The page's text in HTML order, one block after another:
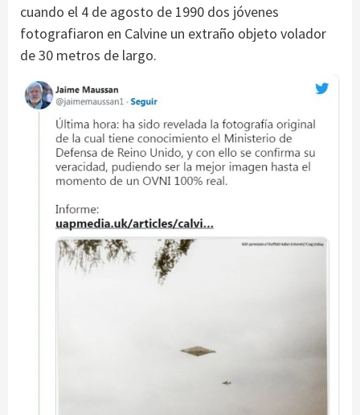
cuando el 4 de agosto de 1990 dos jóvenes
fotografiaron en Calvine un extraño objeto volador
de 30 metros de largo.